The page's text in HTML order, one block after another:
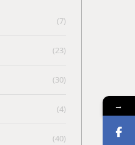
(7)
(23)
(30)
(4)
(40)
→